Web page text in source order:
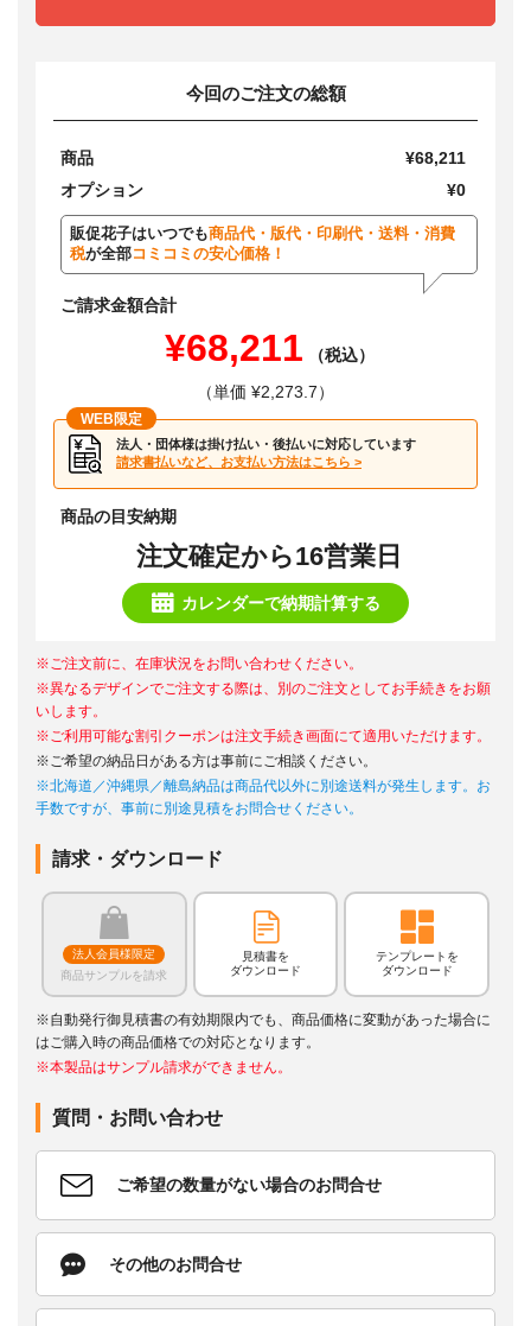
今回のご注文の総額
商品
¥68,211
オプション
¥0
販促花子はいつでも商品代・版代・印刷代・送料・消費
税が全部コミコミの安心価格！
ご請求金額合計
¥68,211
（税込）
（単価 ¥2,273.7）
WEB限定
法人・団体様は掛け払い・後払いに対応しています
請求書払いなど、お支払い方法はこちら >
商品の目安納期
注文確定から16営業日
カレンダーで納期計算する
※ご注文前に、在庫状況をお問い合わせください。
※異なるデザインでご注文する際は、別のご注文としてお手続きをお願
いします。
※ご利用可能な割引クーポンは注文手続き画面にて適用いただけます。
※ご希望の納品日がある方は事前にご相談ください。
※北海道／沖縄県／離島納品は商品代以外に別途送料が発生します。お
手数ですが、事前に別途見積をお問合せください。
請求・ダウンロード
法人会員様限定
商品サンプルを請求
見積書を
ダウンロード
テンプレートを
ダウンロード
※自動発行御見積書の有効期限内でも、商品価格に変動があった場合に
はご購入時の商品価格での対応となります。
※本製品はサンプル請求ができません。
質問・お問い合わせ
ご希望の数量がない場合のお問合せ
その他のお問合せ